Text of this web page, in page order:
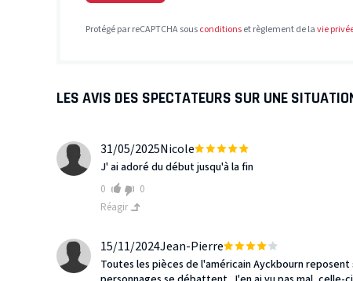
Protégé par reCAPTCHA sousconditionset règlement de lavie
LES AVIS DES SPECTATEURS SUR UNE
31/05/2025Nicole
J' ai adoré du début jusqu'à la fin
0
0
Réagir
15/11/2024Jean-Pierre
Toutes les pièces de l'américain Ayckbourn